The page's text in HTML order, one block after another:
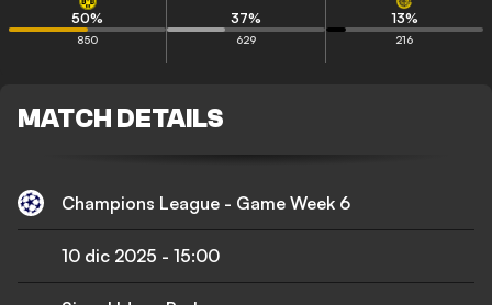
50%
850
37%
629
13%
216
MATCH DETAILS
Champions League - Game Week 6
10 dic 2025 - 15:00